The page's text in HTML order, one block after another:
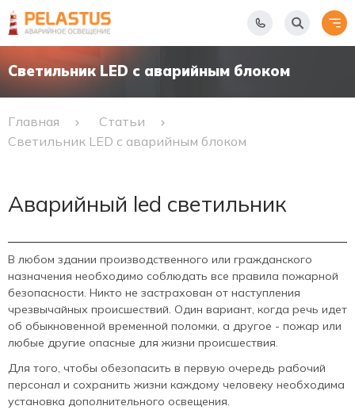
Светильник LED с аварийным блоком
Главная
Статьи
Светильник LED с аварийным блоком
Аварийный led светильник
В любом здании производственного или гражданского
назначения необходимо соблюдать все правила пожарной
безопасности. Никто не застрахован от наступления
чрезвычайных происшествий. Один вариант, когда речь идет
об обыкновенной временной поломки, а другое - пожар или
любые другие опасные для жизни происшествия.
Для того, чтобы обезопасить в первую очередь рабочий
персонал и сохранить жизни каждому человеку необходима
установка дополнительного освещения.